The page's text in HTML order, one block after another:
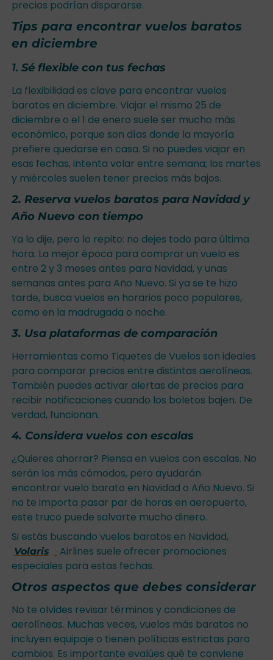
precios podrían dispararse.
Tips para encontrar vuelos baratos
en diciembre
1. Sé flexible con tus fechas
La flexibilidad es clave para encontrar vuelos
baratos en diciembre. Viajar el mismo 25 de
diciembre o el 1 de enero suele ser mucho más
económico, porque son días donde la mayoría
prefiere quedarse en casa. Si no puedes viajar en
esas fechas, intenta volar entre semana; los martes
y miércoles suelen tener precios más bajos.
2. Reserva vuelos baratos para Navidad y
Año Nuevo con tiempo
Ya lo dije, pero lo repito: no dejes todo para última
hora. La mejor época para comprar un vuelo es
entre 2 y 3 meses antes para Navidad, y unas
semanas antes para Año Nuevo. Si ya se te hizo
tarde, busca vuelos en horarios poco populares,
como en la madrugada o noche.
3. Usa plataformas de comparación
Herramientas como Tiquetes de Vuelos son ideales
para comparar precios entre distintas aerolíneas.
También puedes activar alertas de precios para
recibir notificaciones cuando los boletos bajen. De
verdad, funcionan.
4. Considera vuelos con escalas
¿Quieres ahorrar? Piensa en vuelos con escalas. No
serán los más cómodos, pero ayudarán
encontrar vuelo barato en Navidad o Año Nuevo. Si
no te importa pasar par de horas en aeropuerto,
este truco puede salvarte mucho dinero.
Si estás buscando vuelos baratos en Navidad,
Volaris
Airlines suele ofrecer promociones
especiales para estas fechas.
Otros aspectos que debes considerar
No te olvides revisar términos y condiciones de
aerolíneas. Muchas veces, vuelos más baratos no
incluyen equipaje o tienen políticas estrictas para
cambios. Es importante evalúes qué te conviene